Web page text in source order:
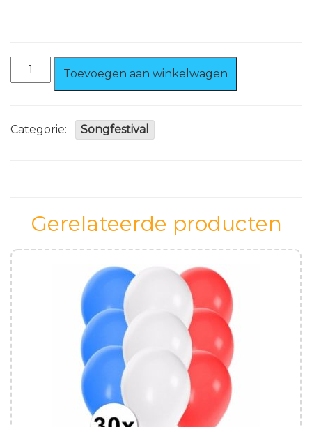
Hawaii
Geel
Toevoegen aan winkelwagen
Categorie: Songfestival
Gerelateerde producten